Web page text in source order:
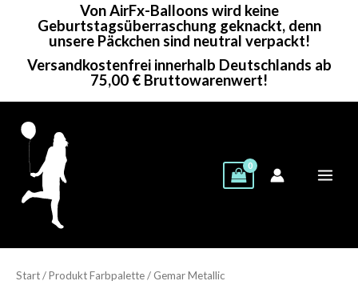
Von AirFx-Balloons wird keine
Geburtstagsüberraschung geknackt, denn
unsere Päckchen sind neutral verpackt!
Versandkostenfrei innerhalb Deutschlands ab
75,00 € Bruttowarenwert!
Start/ Produkt Farbpalette / Gemar Metallic